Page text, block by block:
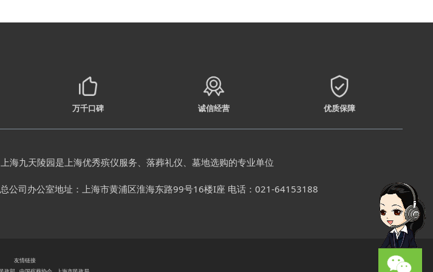
万千口碑 诚信经营 优质保障
海九天陵园是上海优秀殡仪服务、落葬礼仪、墓地选购的专业单位
公司办公室地址：上海市黄浦区淮海东路99号16楼I座 电话：021-64153188
友情链接